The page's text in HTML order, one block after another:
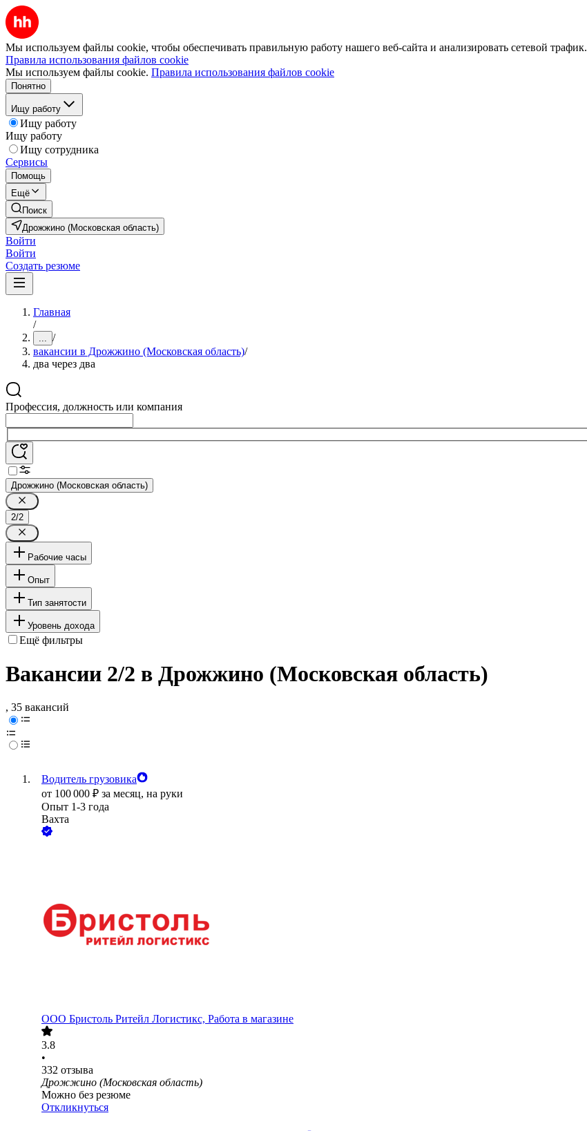
Мы используем файлы cookie, чтобы обеспечивать правильную работу нашего веб-сайта и анализировать сетевой трафик.
Правила использования файлов cookie
Мы используем файлы cookie. Правила использования файлов cookie
Понятно
Ищу работу
Ищу работу
Ищу работу
Ищу сотрудника
Сервисы
Помощь
Ещё
Поиск
Дрожжино (Московская область)
Войти
Войти
Создать резюме
Главная
/
... /
вакансии в Дрожжино (Московская область)/
два через два
Профессия, должность или компания
Дрожжино (Московская область)
2/2
Рабочие часы
Опыт
Тип занятости
Уровень дохода
Ещё фильтры
Вакансии 2/2 в Дрожжино (Московская область)
, 35 вакансий
Водитель грузовика
от 100 000 ₽ за месяц, на руки
Опыт 1-3 года
Вахта
ООО Бристоль Ритейл Логистикс, Работа в магазине
3.8
•
332 отзыва
Дрожжино (Московская область)
Можно без резюме
Откликнуться